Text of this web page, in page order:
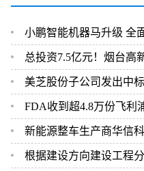
小鹏智能机器马升级 全
总投资7.5亿元！烟台高
美芝股份子公司发出中标通知
FDA收到超4.8万份飞利浦呼
新能源整车生产商华信科技
根据建设方向建设工程